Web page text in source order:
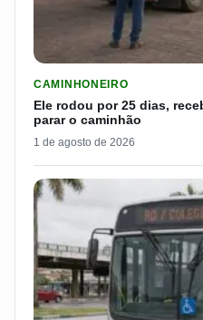
CAMINHONEIRO
Ele rodou por 25 dias,
parar o caminhão
1 de agosto de 2026